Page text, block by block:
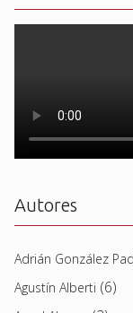
Autores
Adrián González
Agustín Alberti (6)